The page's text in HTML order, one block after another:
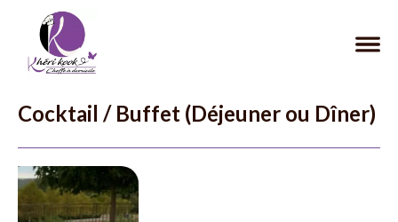
Cocktail / Buffet (Déjeuner ou Dîner)